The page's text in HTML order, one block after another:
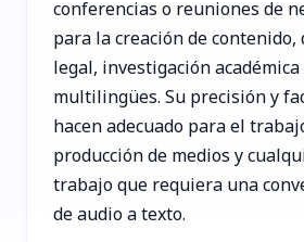
conferencias o reuniones de
para la creación de contenido,
legal, investigación
multilingües. Su precisión y
hacen adecuado para el
producción de medios y
trabajo que requiera una
de audio a texto.